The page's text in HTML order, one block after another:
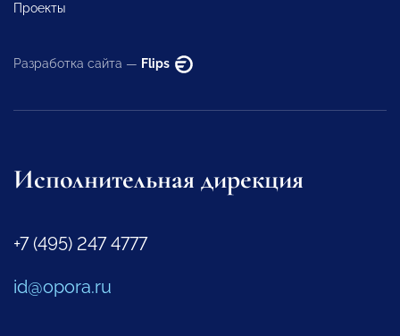
Проекты
Разработка сайта — Flips
Исполнительная дирекция
+7 (495) 247 4777
id@opora.ru